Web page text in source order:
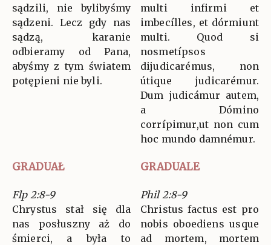
sądzili, nie bylibyśmy
sądzeni. Lecz gdy nas
sądzą, karanie
odbieramy od Pana,
abyśmy z tym światem
potępieni nie byli.
multi infirmi et
imbecílles, et dórmiunt
multi. Quod si
nosmetípsos
dijudicarémus, non
útique judicarémur.
Dum judicámur autem,
a Dómino
corrípimur,ut non cum
hoc mundo damnémur.
GRADUAŁ GRADUALE
Flp 2:8-9
Chrystus stał się dla
nas posłuszny aż do
śmierci, a była to
Phil 2:8-9
Christus factus est pro
nobis oboediens usque
ad mortem, mortem